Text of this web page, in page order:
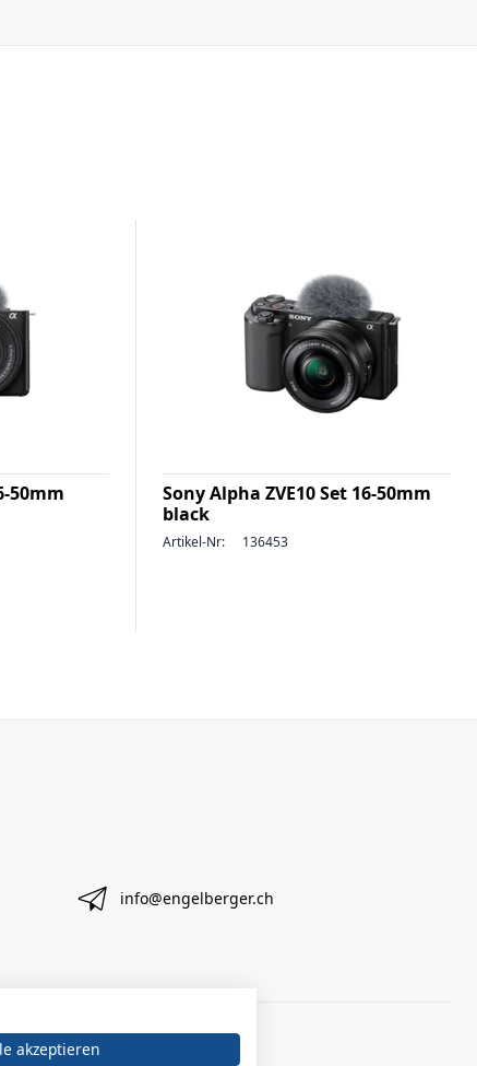
50mm
Sony Alpha ZVE10 Set 16-50mm
black
Artikel-Nr: 136453
info@engelberger.ch
akzeptieren